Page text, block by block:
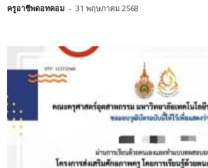
ครูอาชีพดอทคอม - 31 พฤษภาคม 2568